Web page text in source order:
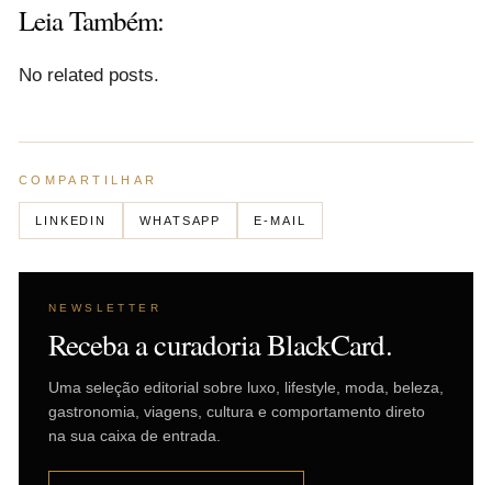
Leia Também:
No related posts.
COMPARTILHAR
LINKEDIN WHATSAPP E-MAIL
NEWSLETTER
Receba a curadoria BlackCard.
Uma seleção editorial sobre luxo, lifestyle, moda, beleza,
gastronomia, viagens, cultura e comportamento direto
na sua caixa de entrada.